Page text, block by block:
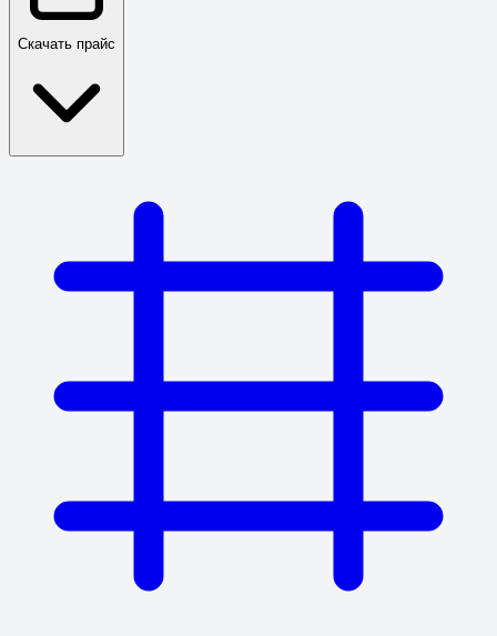
Скачать прайс